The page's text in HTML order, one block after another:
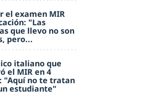
el examen MIR
"Las
que llevo no son
pero...
italiano que
el MIR en 4
"Aquí no te tratan
estudiante"